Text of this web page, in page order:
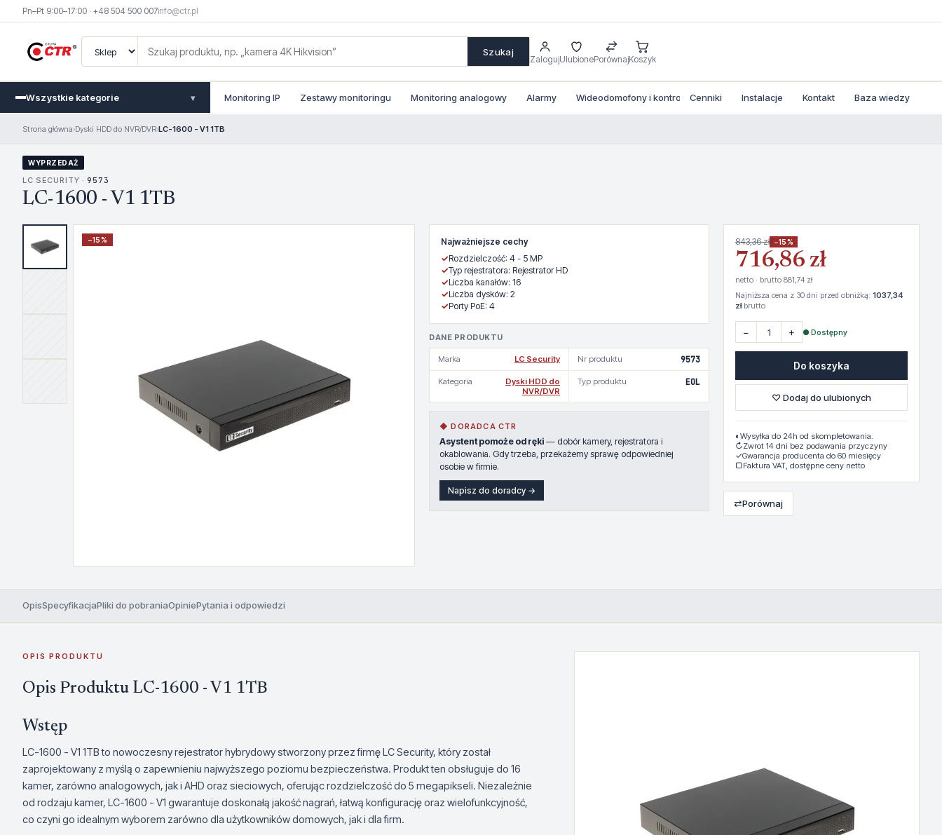
Pn–Pt 9:00–17:00 · +48 504 500 007info@ctr.pl
Szukaj
ZalogujUlubionePorównajKoszyk
Wszystkie kategorie ▾ Monitoring IP Zestawy monitoringu Monitoring analogowy Alarmy Wideodomofony i kontrola dostepu
Cenniki Instalacje Kontakt Baza wiedzy
Strona główna›Dyski HDD do NVR/DVR›LC-1600 - V1 1TB
WYPRZEDAŻ
LC SECURITY · 9573
LC-1600 - V1 1TB
−15%
Najważniejsze cechy
✓Rozdzielczość: 4 - 5 MP
✓Typ rejestratora: Rejestrator HD
✓Liczba kanałów: 16
✓Liczba dysków: 2
✓Porty PoE: 4
DANE PRODUKTU
Marka LC Security Nr produktu 9573
Kategoria
Dyski HDD do
NVR/DVR
Typ produktu EOL
◆ DORADCA CTR
Asystent pomoże od ręki — dobór kamery, rejestratora i
okablowania. Gdy trzeba, przekażemy sprawę odpowiedniej
osobie w firmie.
Napisz do doradcy →
843,36 zł −15%
716,86 zł
netto · brutto 881,74 zł
Najniższa cena z 30 dni przed obniżką: 1037,34
złbrutto
− + ● Dostępny
Do koszyka
♡ Dodaj do ulubionych
◐ Wysyłka do 24h od skompletowania.
↻Zwrot 14 dni bez podawania przyczyny
✓Gwarancja producenta do 60 miesięcy
▢Faktura VAT, dostępne ceny netto
⇄Porównaj
OpisSpecyfikacjaPliki do pobraniaOpiniePytania i odpowiedzi
OPIS PRODUKTU
Opis Produktu LC-1600 - V1 1TB
Wstęp
LC-1600 - V1 1TB to nowoczesny rejestrator hybrydowy stworzony przez firmę LC Security, który został
zaprojektowany z myślą o zapewnieniu najwyższego poziomu bezpieczeństwa. Produkt ten obsługuje do 16
kamer, zarówno analogowych, jak i AHD oraz sieciowych, oferując rozdzielczość do 5 megapikseli. Niezależnie
od rodzaju kamer, LC-1600 - V1 gwarantuje doskonałą jakość nagrań, łatwą konfigurację oraz wielofunkcyjność,
co czyni go idealnym wyborem zarówno dla użytkowników domowych, jak i dla firm.